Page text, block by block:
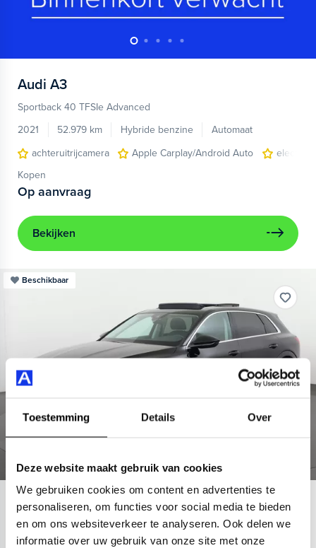
Toestemming Details Over
Deze website maakt gebruik van cookies
We gebruiken cookies om content en advertenties te
personaliseren, om functies voor social media te bieden
en om ons websiteverkeer te analyseren. Ook delen we
informatie over uw gebruik van onze site met onze
Audi A3
Sportback 40 TFSIe Advanced
2021
52.979 km Hybride benzine
Automaat
achteruitrijcamera
Apple Carplay/Android Auto
Kopen
Op aanvraag
Bekijken
Beschikbaar
Audi e-tron
55 quattro Advanced 95 kWh